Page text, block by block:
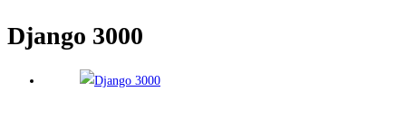
Django 3000